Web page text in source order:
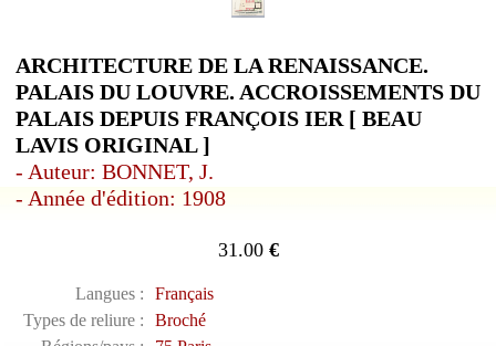
ARCHITECTURE DE LA RENAISSANCE.
PALAIS DU LOUVRE. ACCROISSEMENTS DU
PALAIS DEPUIS FRANÇOIS IER [ BEAU
LAVIS ORIGINAL ]
- Auteur: BONNET, J.
- Année d'édition: 1908
31.00€
Langues :
Français
Types de reliure :
Broché